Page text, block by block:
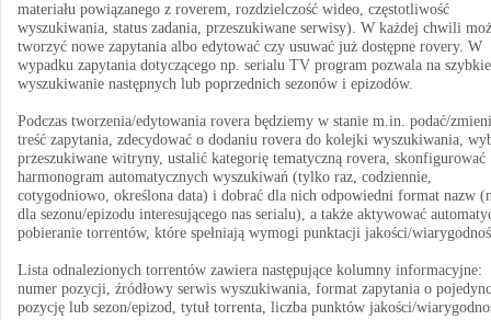
materiału powiązanego z roverem, rozdzielczość wideo, częstotliwość
wyszukiwania, status zadania, przeszukiwane serwisy). W każdej chwili
tworzyć nowe zapytania albo edytować czy usuwać już dostępne rovery. W
wypadku zapytania dotyczącego np. serialu TV program pozwala na szybkie
wyszukiwanie następnych lub poprzednich sezonów i epizodów.
Podczas tworzenia/edytowania rovera będziemy w stanie m.in. podać/
treść zapytania, zdecydować o dodaniu rovera do kolejki wyszukiwania,
przeszukiwane witryny, ustalić kategorię tematyczną rovera, skonfigurować
harmonogram automatycznych wyszukiwań (tylko raz, codziennie,
cotygodniowo, określona data) i dobrać dla nich odpowiedni format nazw
dla sezonu/epizodu interesującego nas serialu), a także aktywować
pobieranie torrentów, które spełniają wymogi punktacji jakości/
Lista odnalezionych torrentów zawiera następujące kolumny informacyjne:
numer pozycji, źródłowy serwis wyszukiwania, format zapytania o
pozycję lub sezon/epizod, tytuł torrenta, liczba punktów jakości/